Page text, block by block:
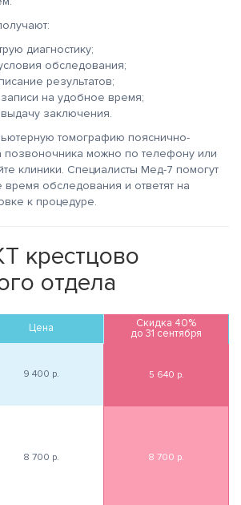
диагностику;
обследования;
результатов;
на удобное время;
заключения.
томографию пояснично-
позвоночника можно по телефону или
клиники. Специалисты Мед-7 помогут
обследования и ответят на
к процедуре.
крестцово
отдела
Цена
Скидка 40%
до 31 сентября
9 400 р. 5 640 р.
8 700 р. 8 700 р.